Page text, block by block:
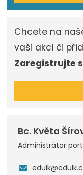
Chcete na
vaši akci či
Zaregistrujte
Bc. Květa
Administrátor